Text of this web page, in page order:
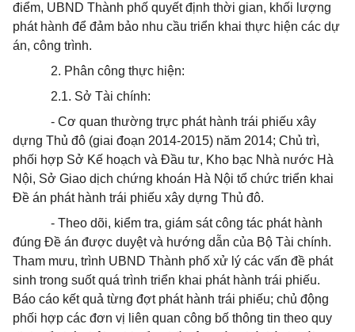
điểm, UBND Thành phố quyết định thời gian, khối lượng
phát hành để đảm bảo nhu cầu triển khai thực hiện các dự
án, công trình.
2. Phân công thực hiện:
2.1. Sở Tài chính:
- Cơ quan thường trực phát hành trái phiếu xây
dựng Thủ đô (giai đoạn 2014-2015) năm 2014; Chủ trì,
phối hợp Sở Kế hoạch và Đầu tư, Kho bạc Nhà nước Hà
Nội, Sở Giao dịch chứng khoán Hà Nội tổ chức triển khai
Đề án phát hành trái phiếu xây dựng Thủ đô.
- Theo dõi, kiểm tra, giám sát công tác phát hành
đúng Đề án được duyệt và hướng dẫn của Bộ Tài chính.
Tham mưu, trình UBND Thành phố xử lý các vấn đề phát
sinh trong suốt quá trình triển khai phát hành trái phiếu.
Báo cáo kết quả từng đợt phát hành trái phiếu; chủ động
phối hợp các đơn vị liên quan công bố thông tin theo quy